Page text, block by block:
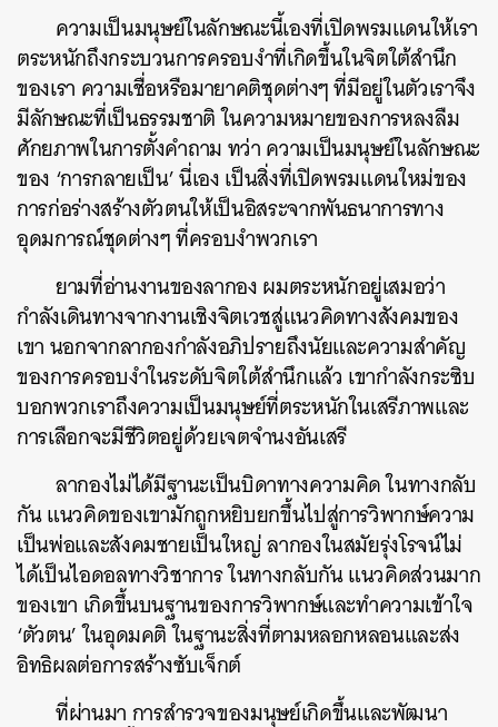
ความเป็นมนุษย์ในลักษณะนี้เองที่เปิดพรมแดนให้เรา
ตระหนักถึงกระบวนการครอบงำที่เกิดขึ้นในจิตใต้สำนึก
ของเรา ความเชื่อหรือมายาคติชุดต่างๆ ที่มีอยู่ในตัวเราจึง
มีลักษณะที่เป็นธรรมชาติ ในความหมายของการหลงลืม
ศักยภาพในการตั้งคำถาม ทว่า ความเป็นมนุษย์ในลักษณะ
ของ ‘การกลายเป็น’ นี่เอง เป็นสิ่งที่เปิดพรมแดนใหม่ของ
การก่อร่างสร้างตัวตนให้เป็นอิสระจากพันธนาการทาง
อุดมการณ์ชุดต่างๆ ที่ครอบงำพวกเรา
ยามที่อ่านงานของลากอง ผมตระหนักอยู่เสมอว่า
กำลังเดินทางจากงานเชิงจิตเวชสู่แนวคิดทางสังคมของ
เขา นอกจากลากองกำลังอภิปรายถึงนัยและความสำคัญ
ของการครอบงำในระดับจิตใต้สำนึกแล้ว เขากำลังกระซิบ
บอกพวกเราถึงความเป็นมนุษย์ที่ตระหนักในเสรีภาพและ
การเลือกจะมีชีวิตอยู่ด้วยเจตจำนงอันเสรี
ลากองไม่ได้มีฐานะเป็นบิดาทางความคิด ในทางกลับ
กัน แนวคิดของเขามักถูกหยิบยกขึ้นไปสู่การวิพากษ์ความ
เป็นพ่อและสังคมชายเป็นใหญ่ ลากองในสมัยรุ่งโรจน์ไม่
ได้เป็นไอดอลทางวิชาการ ในทางกลับกัน แนวคิดส่วนมาก
ของเขา เกิดขึ้นบนฐานของการวิพากษ์และทำความเข้าใจ
‘ตัวตน’ ในอุดมคติ ในฐานะสิ่งที่ตามหลอกหลอนและส่ง
อิทธิผลต่อการสร้างซับเจ็กต์
ที่ผ่านมา การสำรวจของมนุษย์เกิดขึ้นและพัฒนา